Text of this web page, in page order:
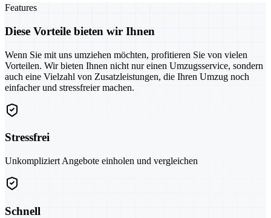
Features
Diese Vorteile bieten wir Ihnen
Wenn Sie mit uns umziehen möchten, profitieren Sie von vielen
Vorteilen. Wir bieten Ihnen nicht nur einen Umzugsservice, sondern
auch eine Vielzahl von Zusatzleistungen, die Ihren Umzug noch
einfacher und stressfreier machen.
Stressfrei
Unkompliziert Angebote einholen und vergleichen
Schnell